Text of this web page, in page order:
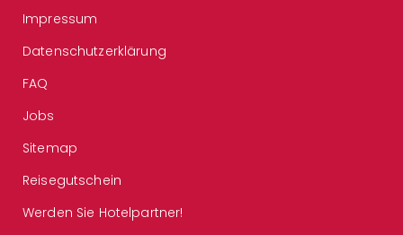
Impressum
Datenschutzerklärung
FAQ
Jobs
Sitemap
Reisegutschein
Werden Sie Hotelpartner!